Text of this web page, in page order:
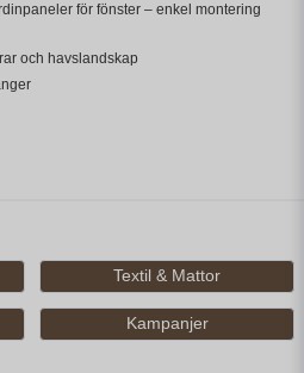
för fönster – enkel montering
och havslandskap
Textil & Mattor
Kampanjer